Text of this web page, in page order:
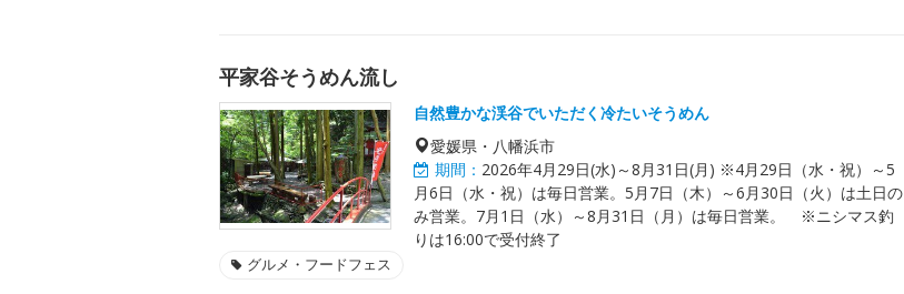
平家谷そうめん流し
自然豊かな渓谷でいただく冷たいそうめん
愛媛県・八幡浜市
期間： 2026年4月29日(水)～8月31日(月) ※4月29日（水・祝）～5
月6日（水・祝）は毎日営業。5月7日（木）～6月30日（火）は土日の
み営業。7月1日（水）～8月31日（月）は毎日営業。 ※ニシマス釣
りは16:00で受付終了
グルメ・フードフェス